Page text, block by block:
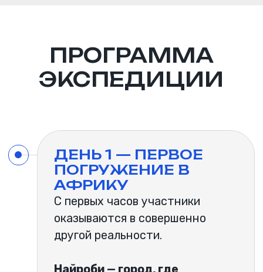
ДЕНЬ 4 — TATU CITY.
Один из самых сильных дней
всей экспедиции
Tatu City — крупнейшая private
special economic zone Восточной
Африки и пример того, как будет
выглядеть новая индустриальная
Африка.
Это место полностью ломает
Африке: